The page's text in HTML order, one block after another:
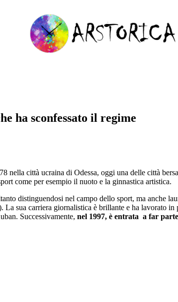
ha sconfessato il regime
nella città ucraina di Odessa, oggi una delle città
come per esempio il nuoto e la ginnastica artistica.
distinguendosi nel campo dello sport, ma anche
sua carriera giornalistica è brillante e ha lavorato
Successivamente, nel 1997, è entrata a far